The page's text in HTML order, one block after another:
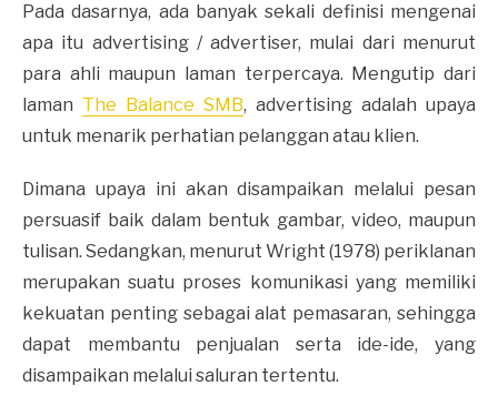
Pada dasarnya, ada banyak sekali definisi mengenai
apa itu advertising / advertiser, mulai dari menurut
para ahli maupun laman terpercaya. Mengutip dari
laman The Balance SMB, advertising adalah upaya
untuk menarik perhatian pelanggan atau klien.
Dimana upaya ini akan disampaikan melalui pesan
persuasif baik dalam bentuk gambar, video, maupun
tulisan. Sedangkan, menurut Wright (1978) periklanan
merupakan suatu proses komunikasi yang memiliki
kekuatan penting sebagai alat pemasaran, sehingga
dapat membantu penjualan serta ide-ide, yang
disampaikan melalui saluran tertentu.